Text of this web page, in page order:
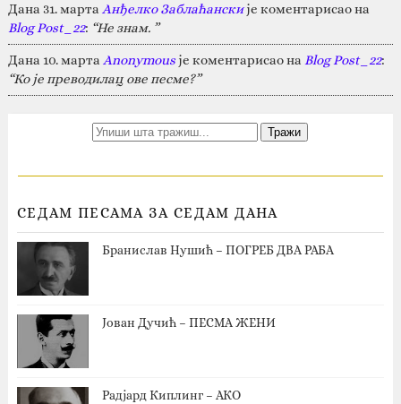
Дана 31. марта Анђелко Заблаћанскије коментарисао на
Blog Post_22: “Не знам. ”
Дана 10. марта Anonymousје коментарисао на Blog Post_22:
“Ко је преводилац ове песме?”
СЕДАМ ПЕСАМА ЗА СЕДАМ ДАНА
Бранислав Нушић – ПОГРЕБ ДВА РАБА
Јован Дучић – ПЕСМА ЖЕНИ
Радјард Киплинг – АКО